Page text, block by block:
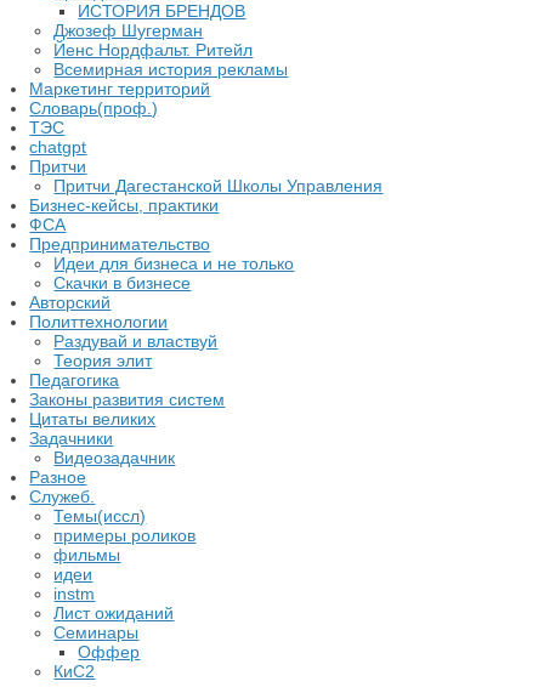
ИСТОРИЯ БРЕНДОВ
Джозеф Шугерман
​Йенс Нордфальт. Ритейл
Всемирная история рекламы
Маркетинг территорий
Словарь(проф.)
ТЭС
chatgpt
Притчи
Притчи Дагестанской Школы Управления
Бизнес-кейсы, практики
ФСА
Предпринимательство
Идеи для бизнеса и не только
Скачки в бизнесе
Авторский
Политтехнологии
Раздувай и властвуй
Теория элит
​Педагогика
Законы развития систем
Цитаты великих
Задачники
Видеозадачник
Разное
Служеб.
Темы(иссл)
примеры роликов
фильмы
идеи
instm
Лист ожиданий
Семинары
Оффер
КиС2